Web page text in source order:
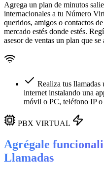
Agrega un plan de minutos
internacionales a tu Número
queridos, amigos o contactos
mercado estés donde estés.
asesor de ventas un plan que se
Realiza tus
internet instalando una
móvil o PC, teléfono IP
PBX VIRTUAL
Agrégale
Llamadas